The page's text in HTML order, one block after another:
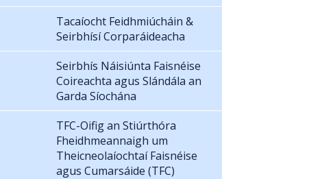
Tacaíocht Feidhmiúcháin &
Seirbhísí Corparáideacha
Seirbhís Náisiúnta Faisnéise
Coireachta agus Slándála an
Garda Síochána
TFC-Oifig an Stiúrthóra
Fheidhmeannaigh um
Theicneolaíochtaí Faisnéise
agus Cumarsáide (TFC)